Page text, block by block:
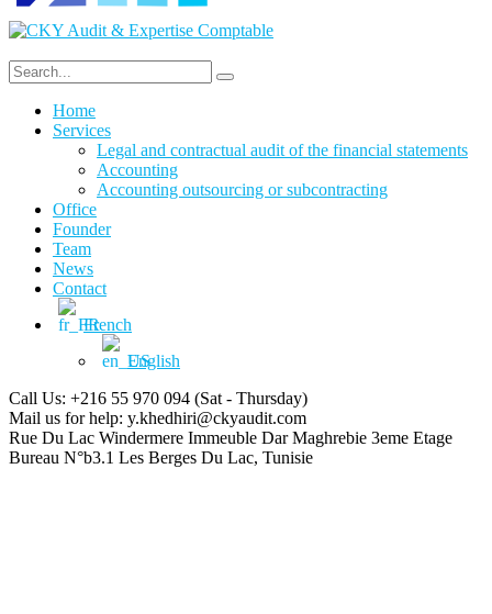
Home
Services
Legal and contractual audit of the financial statements
Accounting
Accounting outsourcing or subcontracting
Office
Founder
Team
News
Contact
French
English
Call Us: +216 55 970 094 (Sat - Thursday)
Mail us for help: y.khedhiri@ckyaudit.com
Rue Du Lac Windermere Immeuble Dar Maghrebie 3eme Etage
Bureau N°b3.1 Les Berges Du Lac, Tunisie